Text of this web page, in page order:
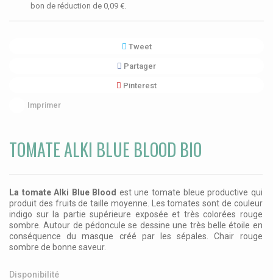
bon de réduction de 0,09 €
Tweet
Partager
Pinterest
Imprimer
TOMATE ALKI BLUE BLOOD BIO
La tomate Alki Blue Blood est une tomate bleue productive qui
produit des fruits de taille moyenne. Les tomates sont de couleur
indigo sur la partie supérieure exposée et très colorées rouge
sombre. Autour de pédoncule se dessine une très belle étoile en
conséquence du masque créé par les sépales. Chair rouge
sombre de bonne saveur.
Disponibilité